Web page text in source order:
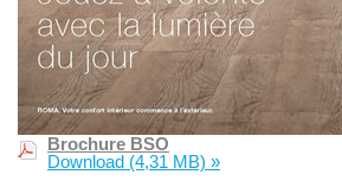
Brochure BSO
Download (4,31 MB) »